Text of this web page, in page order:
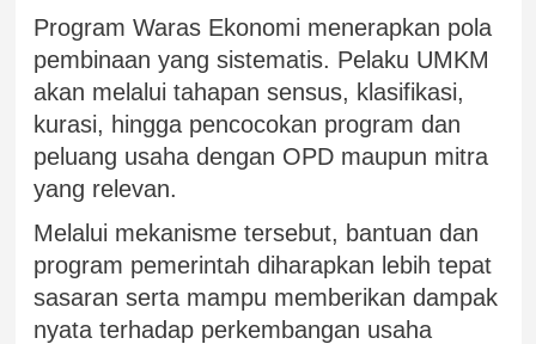
Program Waras Ekonomi menerapkan pola
pembinaan yang sistematis. Pelaku UMKM
akan melalui tahapan sensus, klasifikasi,
kurasi, hingga pencocokan program dan
peluang usaha dengan OPD maupun mitra
yang relevan.
Melalui mekanisme tersebut, bantuan dan
program pemerintah diharapkan lebih tepat
sasaran serta mampu memberikan dampak
nyata terhadap perkembangan usaha